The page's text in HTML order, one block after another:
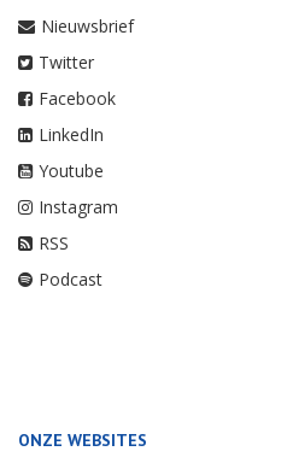
Nieuwsbrief
Twitter
Facebook
LinkedIn
Youtube
Instagram
RSS
Podcast
ONZE WEBSITES